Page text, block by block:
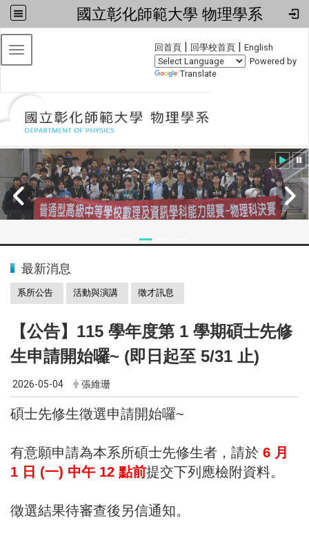
國立彰化師範大學 物理學系
回首頁 | 回學校首頁 | English
Powered by
Translate
Toggle navigation
最新消息
系所公告 活動與演講 徵才訊息
【公告】115 學年度第 1 學期碩士先修
生申請開始囉~ (即日起至 5/31 止)
2026-05-04 張維珊
碩士先修生徵選申請開始囉~
有意願申請為本系所碩士先修生者，請於 6 月
1 日 (一) 中午 12 點前提交下列應檢附資料。
徵選結果待審查後另信通知。